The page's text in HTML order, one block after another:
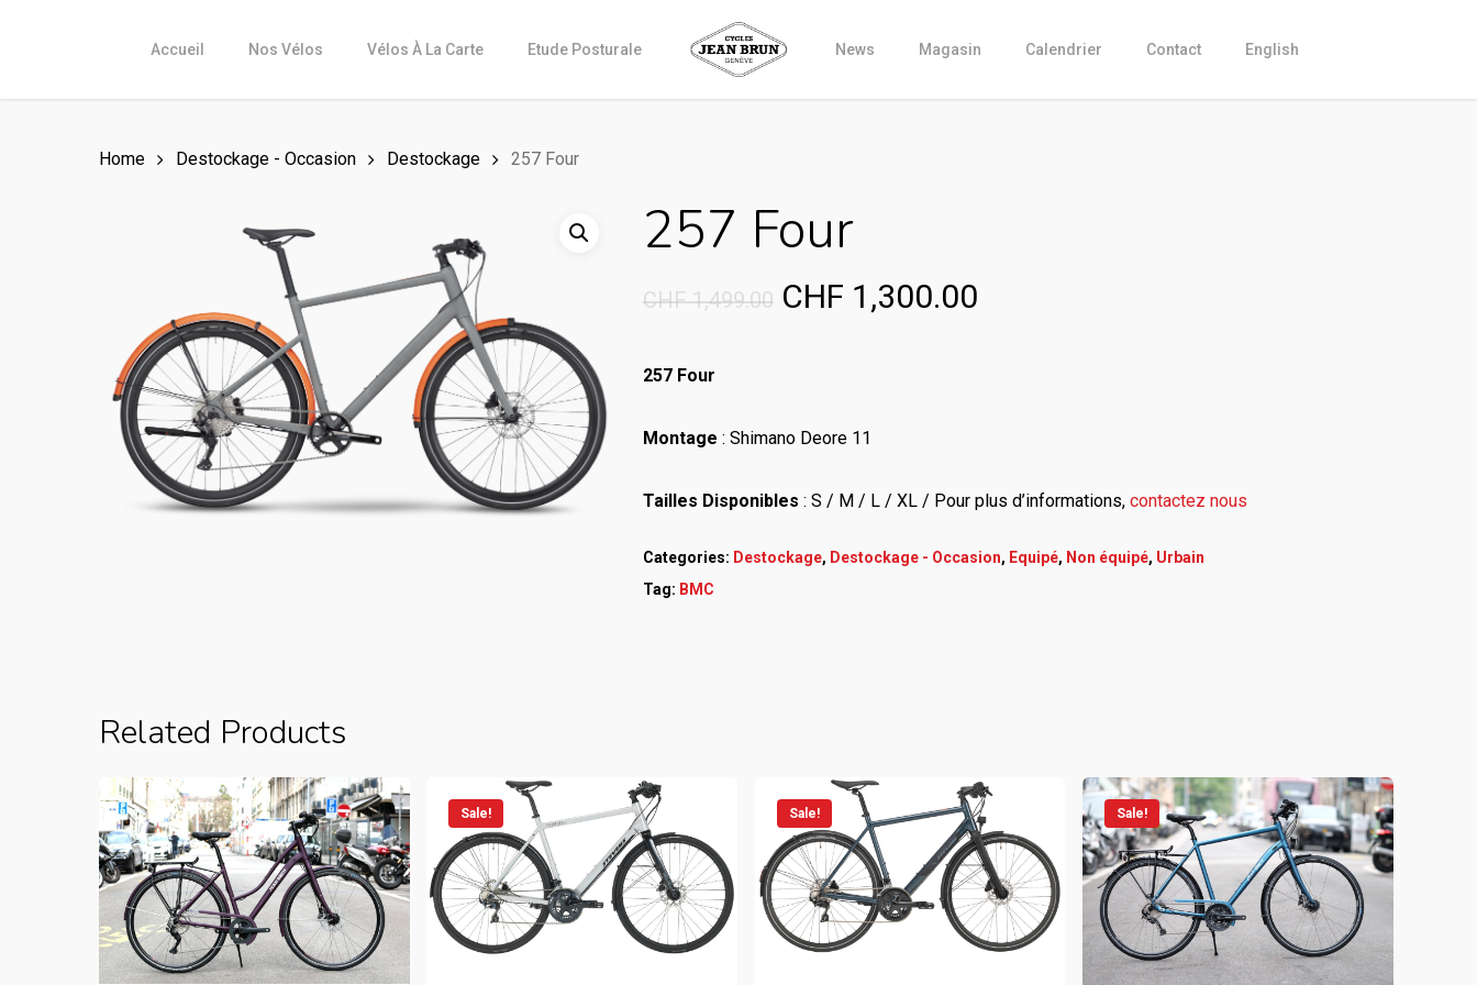
Accueil Nos Vélos Vélos À La Carte Etude Posturale News Magasin Calendrier Contact English
Home Destockage - Occasion Destockage 257 Four
257 Four
CHF1,499.00 Original
CHF 1,300.00Current
257 Four
Montage : Shimano Deore 11
Tailles Disponibles : S / M / L / XL / Pour plus d’informations, contactez nous
Categories: Destockage, Destockage - Occasion, Equipé, Non équipé, Urbain
Tag: BMC
Related Products
Sale! Sale! Sale!